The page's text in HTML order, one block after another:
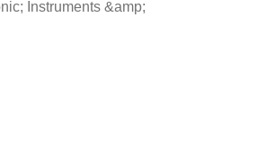
Instruments &amp;